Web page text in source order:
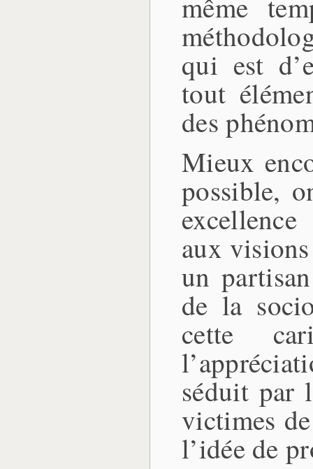
qui est
tout
des
Mieux
possible,
aux
un
de la
cette
séduit par
victimes
l’idée de